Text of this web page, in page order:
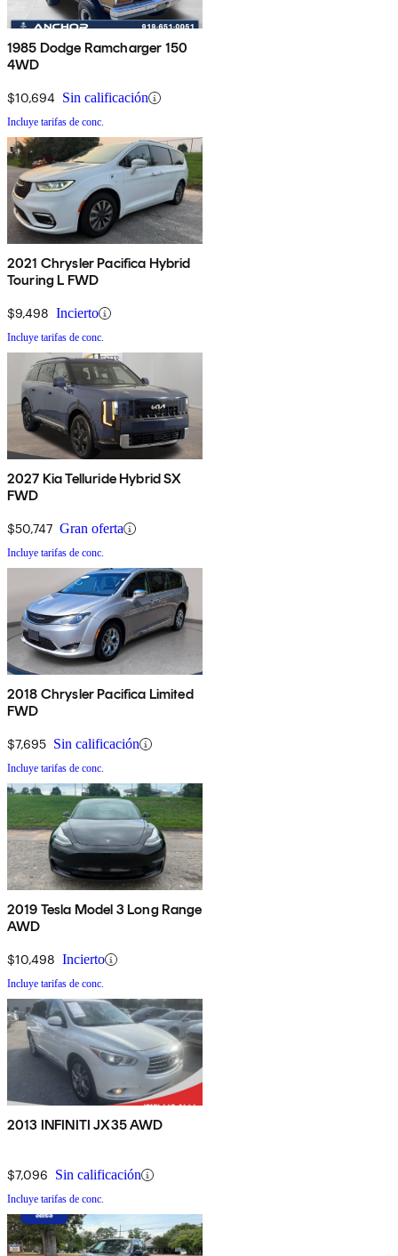
1985 Dodge Ramcharger 150
4WD
$10,694 Sin calificación
Incluye tarifas de conc.
2021 Chrysler Pacifica Hybrid
Touring L FWD
$9,498 Incierto
Incluye tarifas de conc.
2027 Kia Telluride Hybrid SX
FWD
$50,747 Gran oferta
Incluye tarifas de conc.
2018 Chrysler Pacifica Limited
FWD
$7,695 Sin calificación
Incluye tarifas de conc.
2019 Tesla Model 3 Long Range
AWD
$10,498 Incierto
Incluye tarifas de conc.
2013 INFINITI JX35 AWD
$7,096 Sin calificación
Incluye tarifas de conc.